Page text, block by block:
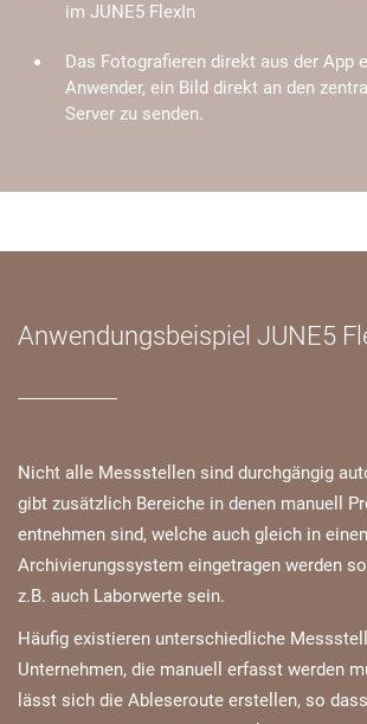
im JUNE5 FlexIn
Das Fotografieren direkt aus der App
Anwender, ein Bild direkt an den
Server zu senden.
Anwendungsbeispiel JUNE5
Nicht alle Messstellen sind durchgängig
gibt zusätzlich Bereiche in denen manuell
entnehmen sind, welche auch gleich in
Archivierungssystem eingetragen werden
z.B. auch Laborwerte sein.
Häufig existieren unterschiedliche
Unternehmen, die manuell erfasst werden
lässt sich die Ableseroute erstellen, so